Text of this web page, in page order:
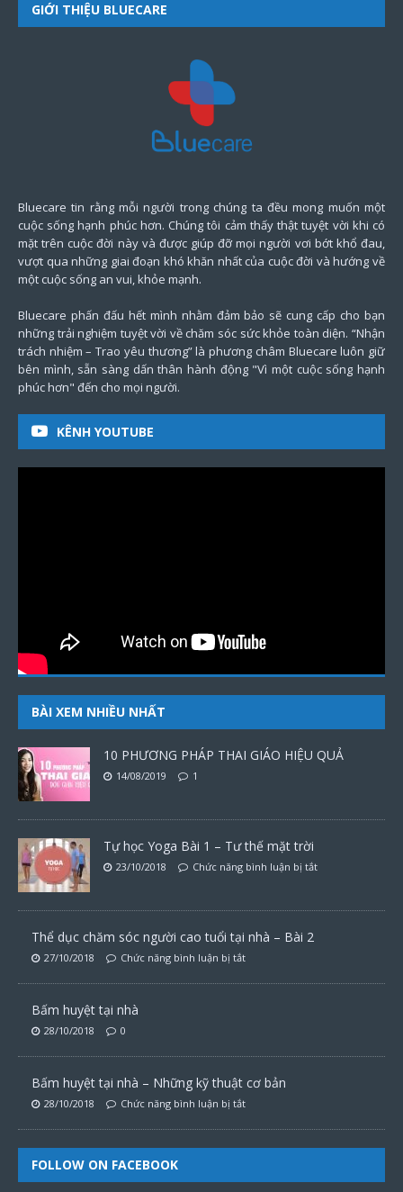
GIỚI THIỆU BLUECARE
Bluecare tin rằng mỗi người trong chúng ta đều mong muốn một
cuộc sống hạnh phúc hơn. Chúng tôi cảm thấy thật tuyệt vời khi có
mặt trên cuộc đời này và được giúp đỡ mọi người vơi bớt khổ đau,
vượt qua những giai đoạn khó khăn nhất của cuộc đời và hướng về
một cuộc sống an vui, khỏe mạnh.
Bluecare phấn đấu hết mình nhằm đảm bảo sẽ cung cấp cho bạn
những trải nghiệm tuyệt vời về chăm sóc sức khỏe toàn diện. “Nhận
trách nhiệm – Trao yêu thương” là phương châm Bluecare luôn giữ
bên mình, sẵn sàng dấn thân hành động "Vì một cuộc sống hạnh
phúc hơn" đến cho mọi người.
KÊNH YOUTUBE
BÀI XEM NHIỀU NHẤT
10 PHƯƠNG PHÁP THAI GIÁO HIỆU QUẢ
14/08/2019 1
Tự học Yoga Bài 1 – Tư thế mặt trời
23/10/2018 Chức năng bình luận bị tắt
Thể dục chăm sóc người cao tuổi tại nhà – Bài 2
27/10/2018 Chức năng bình luận bị tắt
Bấm huyệt tại nhà
28/10/2018 0
Bấm huyệt tại nhà – Những kỹ thuật cơ bản
28/10/2018 Chức năng bình luận bị tắt
FOLLOW ON FACEBOOK